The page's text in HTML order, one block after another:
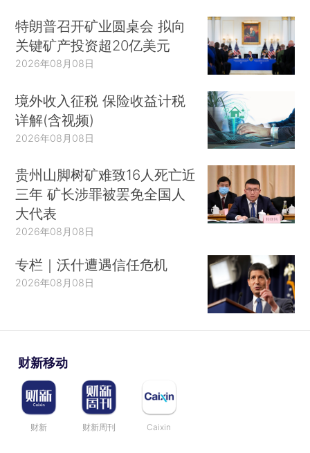
特朗普召开矿业圆桌会 拟向
关键矿产投资超20亿美元
2026年08月08日
境外收入征税 保险收益计税
详解(含视频)
2026年08月08日
贵州山脚树矿难致16人死亡近
三年 矿长涉罪被罢免全国人
大代表
2026年08月08日
专栏｜沃什遭遇信任危机
2026年08月08日
财新移动
财新 财新周刊 Caixin